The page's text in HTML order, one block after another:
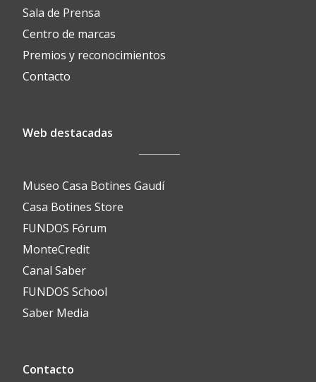
Sala de Prensa
Centro de marcas
Premios y reconocimientos
Contacto
Web destacadas
Museo Casa Botines Gaudí
Casa Botines Store
FUNDOS Fórum
MonteCredit
Canal Saber
FUNDOS School
Saber Media
Contacto